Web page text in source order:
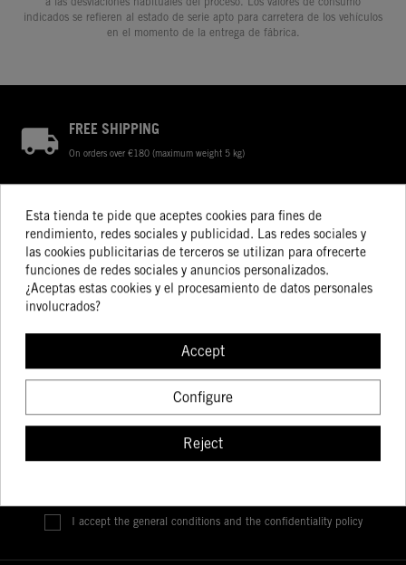
indicados se refieren al estado de serie apto para carretera de los vehículos
en el momento de la entrega de fábrica.
FREE SHIPPING
On orders over €180 (maximum weight 5 kg)
RETURN POLICY
LATEST NEWS
Check out our store for the latest products
PERSONALIZED ATTENTION
¡Infórmate de nuestras novedades!
I accept the general conditions and the confidentiality policy
Esta tienda te pide que aceptes cookies para fines de
rendimiento, redes sociales y publicidad. Las redes sociales y
las cookies publicitarias de terceros se utilizan para ofrecerte
funciones de redes sociales y anuncios personalizados.
¿Aceptas estas cookies y el procesamiento de datos personales
involucrados?
Accept
Configure
Reject